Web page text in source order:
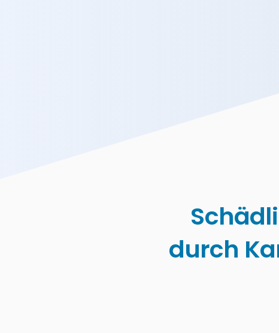
durch